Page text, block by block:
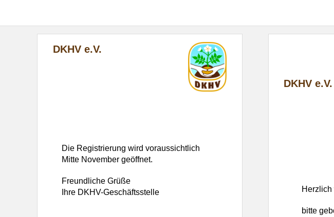
DKHV e.V.
Die Registrierung wird voraussichtlich
Mitte November geöffnet.
Freundliche Grüße
Ihre DKHV-Geschäftsstelle
DKHV e.V.
bitte